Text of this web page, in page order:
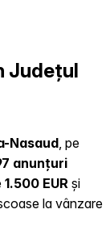
Județul
Nasaud , pe
anunțuri
1.500 EUR și
la vânzare